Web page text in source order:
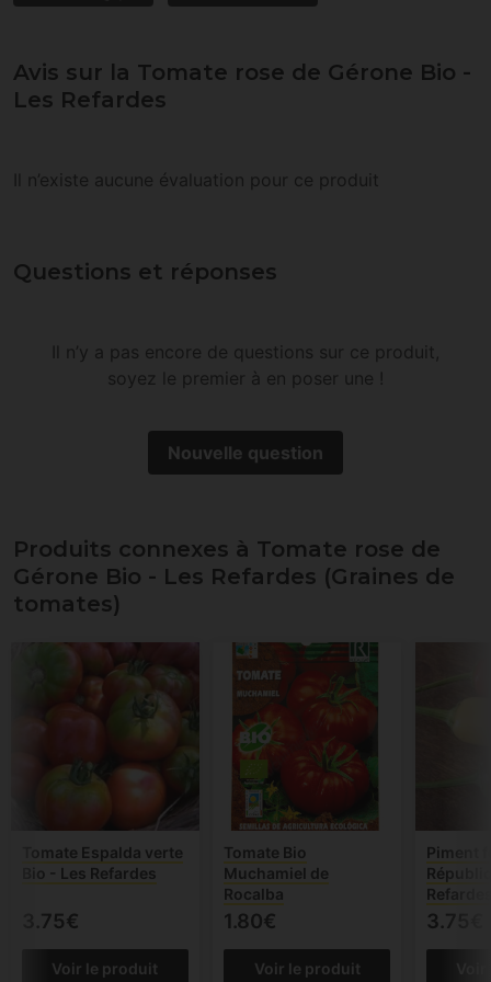
Avis sur la Tomate rose de Gérone Bio -
Les Refardes
Il n’existe aucune évaluation pour ce produit
Questions et réponses
Il n’y a pas encore de questions sur ce produit,
soyez le premier à en poser une !
Nouvelle question
Produits connexes à Tomate rose de
Gérone Bio - Les Refardes (Graines de
tomates)
Tomate Espalda verte
Bio - Les Refardes
3.75€
Voir le produit
Tomate Bio
Muchamiel de
Rocalba
1.80€
Voir le produit
Piment
3.75€